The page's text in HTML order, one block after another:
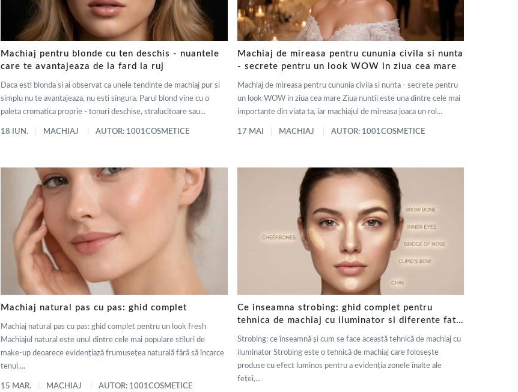
Machiaj pentru blonde cu ten deschis - nuantele
care te avantajeaza de la fard la ruj
Daca esti blonda si ai observat ca unele tendinte de machiaj pur si
simplu nu te avantajeaza, nu esti singura. Parul blond vine cu o
paleta cromatica proprie - tonuri deschise, stralucitoare sau...
18 IUN. MACHIAJ AUTOR: 1001COSMETICE
Machiaj de mireasa pentru cununia civila si nunta
- secrete pentru un look WOW in ziua cea mare
Machiaj de mireasa pentru cununia civila si nunta - secrete pentru
un look WOW in ziua cea mare Ziua nuntii este una dintre cele mai
importante din viata ta, iar machiajul de mireasa joaca un rol...
17 MAI MACHIAJ AUTOR: 1001COSMETICE
Machiaj natural pas cu pas: ghid complet
Machiaj natural pas cu pas: ghid complet pentru un look fresh
Machiajul natural este unul dintre cele mai populare stiluri de
make-up deoarece evidențiază frumusețea naturală fără să încarce
tenul....
15 MAR. MACHIAJ AUTOR: 1001COSMETICE
Ce inseamna strobing: ghid complet pentru
tehnica de machiaj cu iluminator si diferente fata
Strobing: ce înseamnă și cum se face această tehnică de machiaj cu
iluminator Strobing este o tehnică de machiaj care folosește
produse cu efect luminos pentru a evidenția zonele înalte ale
feței,...